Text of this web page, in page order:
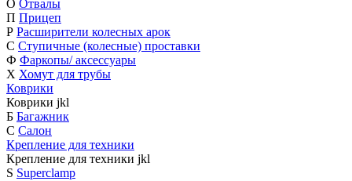
О Отвалы
П Прицеп
Р Расширители колесных арок
С Ступичные (колесные) проставки
Ф Фаркопы/ аксессуары
Х Хомут для трубы
Коврики
Коврики jkl
Б Багажник
С Салон
Крепление для техники
Крепление для техники jkl
S Superclamp